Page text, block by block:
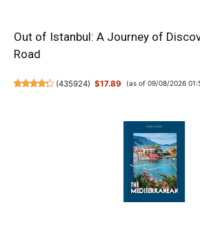
Out of Istanbul: A Journey of
Road
(435924) $17.89 (as of 09/08/2026